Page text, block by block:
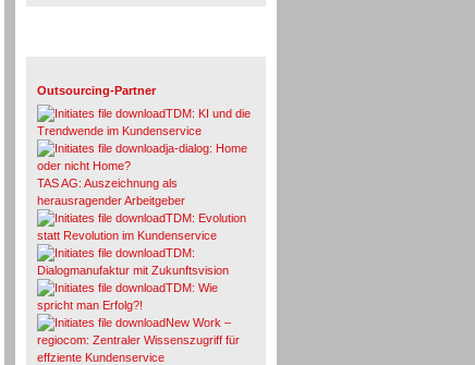
Outsourcing-Partner
TDM: KI und die
Trendwende im Kundenservice
ja-dialog: Home
oder nicht Home?
TAS AG: Auszeichnung als
herausragender Arbeitgeber
TDM: Evolution
statt Revolution im Kundenservice
TDM:
Dialogmanufaktur mit Zukunftsvision
TDM: Wie
spricht man Erfolg?!
New Work –
regiocom: Zentraler Wissenszugriff für
effziente Kundenservice